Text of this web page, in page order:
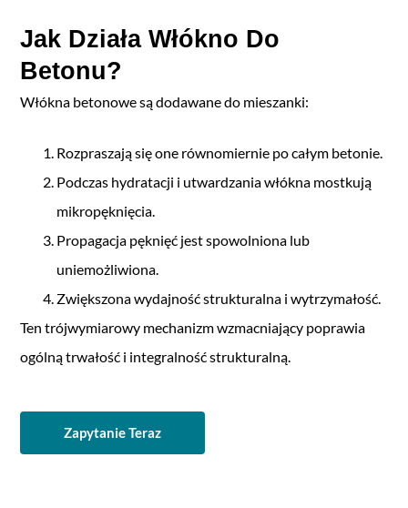
Jak Działa Włókno Do
Betonu?
Włókna betonowe są dodawane do mieszanki:
Rozpraszają się one równomiernie po całym betonie.
Podczas hydratacji i utwardzania włókna mostkują
mikropęknięcia.
Propagacja pęknięć jest spowolniona lub
uniemożliwiona.
Zwiększona wydajność strukturalna i wytrzymałość.
Ten trójwymiarowy mechanizm wzmacniający poprawia
ogólną trwałość i integralność strukturalną.
Zapytanie Teraz